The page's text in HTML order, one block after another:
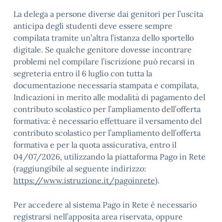
La delega a persone diverse dai genitori per l’uscita
anticipa degli studenti deve essere sempre
compilata tramite un’altra l’istanza dello sportello
digitale. Se qualche genitore dovesse incontrare
problemi nel compilare l’iscrizione può recarsi in
segreteria entro il 6 luglio con tutta la
documentazione necessaria stampata e compilata,
Indicazioni in merito alle modalità di pagamento del
contributo scolastico per l’ampliamento dell’offerta
formativa: è necessario effettuare il versamento del
contributo scolastico per l’ampliamento dell’offerta
formativa e per la quota assicurativa, entro il
04/07/2026, utilizzando la piattaforma Pago in Rete
(raggiungibile al seguente indirizzo:
https://www.istruzione.it/pagoinrete).
Per accedere al sistema Pago in Rete è necessario
registrarsi nell’apposita area riservata, oppure